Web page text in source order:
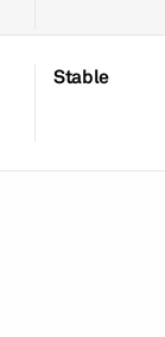
Stable